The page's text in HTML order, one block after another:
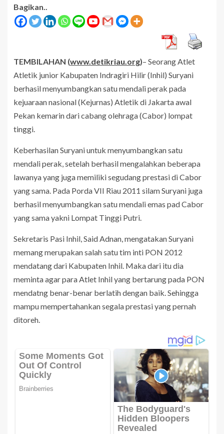
Bagikan..
TEMBILAHAN (www.detikriau.org)– Seorang Atlet
Atletik junior Kabupaten Indragiri Hilir (Inhil) Suryani
berhasil menyumbangkan satu mendali perak pada
kejuaraan nasional (Kejurnas) Atletik di Jakarta awal
Pekan kemarin dari cabang olehraga (Cabor) lompat
tinggi.
Keberhasilan Suryani untuk menyumbangkan satu
mendali perak, setelah berhasil mengalahkan beberapa
lawanya yang juga memiliki segudang prestasi di Cabor
yang sama. Pada Porda VII Riau 2011 silam Suryani juga
berhasil menyumbangkan satu mendali emas pad Cabor
yang sama yakni Lompat Tinggi Putri.
Sekretaris Pasi Inhil, Said Adnan, mengatakan Suryani
memang merupakan salah satu tim inti PON 2012
mendatang dari Kabupaten Inhil. Maka dari itu dia
meminta agar para Atlet Inhil yang bertarung pada PON
mendatng benar-benar berlatih dengan baik. Sehingga
mampu mempertahankan segala prestasi yang pernah
ditoreh.